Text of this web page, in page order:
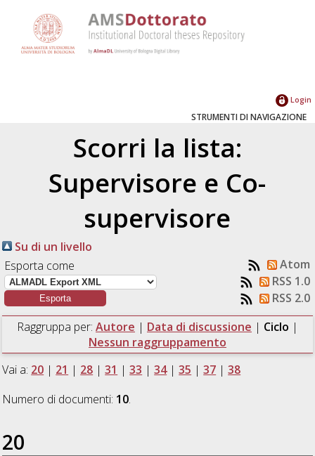
Login
STRUMENTI DI NAVIGAZIONE
Scorri la lista:
Supervisore e Co-
supervisore
Su di un livello
Esporta come
Atom
RSS 1.0
RSS 2.0
Raggruppa per: Autore | Data di discussione | Ciclo |
Nessun raggruppamento
Vai a: 20 | 21 | 28 |31 |33 |34|35 |37 |38
Numero di documenti: 10.
20